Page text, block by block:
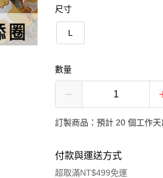
尺寸
L
數量
訂製商品：預計 20 個工作天
付款與運送方式
超取滿NT$499免運